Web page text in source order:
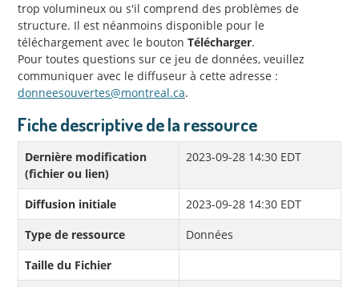
trop volumineux ou s'il comprend des problèmes de
structure. Il est néanmoins disponible pour le
téléchargement avec le bouton Télécharger.
Pour toutes questions sur ce jeu de données, veuillez
communiquer avec le diffuseur à cette adresse :
donneesouvertes@montreal.ca.
Fiche descriptive de la ressource
Dernière modification
(fichier ou lien)
2023-09-28 14:30 EDT
Diffusion initiale
2023-09-28 14:30 EDT
Type de ressource
Données
Taille du Fichier